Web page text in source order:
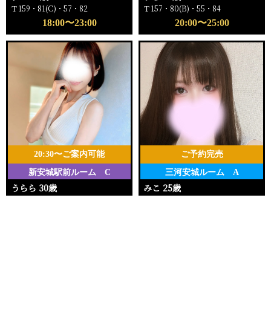
Ｔ159・81(C)・57・82
18:00〜23:00
Ｔ157・80(B)・55・84
20:00〜25:00
新安城駅前ルーム C
20:30〜ご案内可能
うらら 30歳
三河安城ルーム A
ご予約完売
みこ 25歳